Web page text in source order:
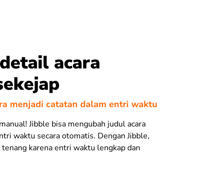
acara
menjadi catatan dalam entri waktu
Jibble bisa mengubah judul acara
waktu secara otomatis. Dengan Jibble,
karena entri waktu lengkap dan